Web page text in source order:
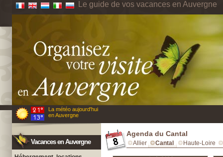
Le guide de vos vacances en Auvergne
La météo aujourd'hui
en Auvergne
Vacances en Auvergne
Agenda du Cantal
Allier Cantal Haute-Loire